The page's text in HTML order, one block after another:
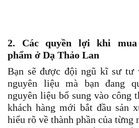
2. Các quyền lợi khi mua
phẩm ở Dạ Thảo Lan
Bạn sẽ được đội ngũ kĩ sư tư
nguyên liệu mà bạn đang
nguyên liệu bổ sung vào công
khách hàng mới bắt đầu sản
hiểu rõ về thành phần của từng